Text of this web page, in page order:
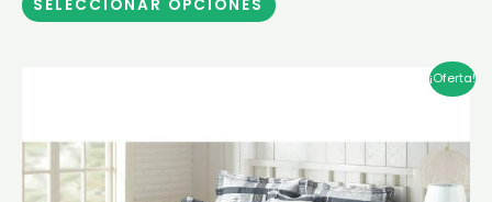
SELECCIONAR OPCIONES
¡Oferta!
$100.000
$245.000
múltiples
variantes.